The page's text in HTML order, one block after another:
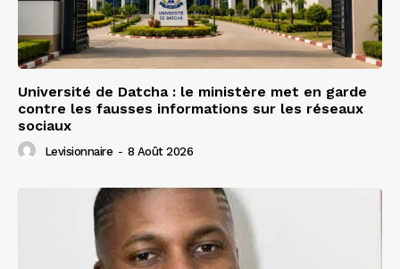
Université de Datcha : le ministère met en garde
contre les fausses informations sur les réseaux
sociaux
Levisionnaire - 8 Août 2026